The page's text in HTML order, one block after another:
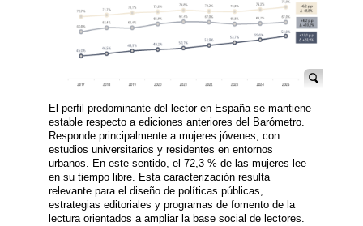
El perfil predominante del lector en España se mantiene
estable respecto a ediciones anteriores del Barómetro.
Responde principalmente a mujeres jóvenes, con
estudios universitarios y residentes en entornos
urbanos. En este sentido, el 72,3 % de las mujeres lee
en su tiempo libre. Esta caracterización resulta
relevante para el diseño de políticas públicas,
estrategias editoriales y programas de fomento de la
lectura orientados a ampliar la base social de lectores.